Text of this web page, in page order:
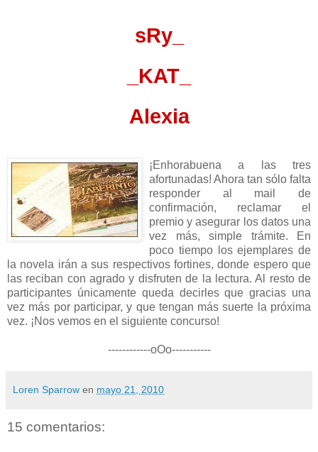
sRy_
_KAT_
Alexia
¡Enhorabuena a las tres
afortunadas! Ahora tan sólo falta
responder al mail de
confirmación, reclamar el
premio y asegurar los datos una
vez más, simple trámite. En
poco tiempo los ejemplares de
la novela irán a sus respectivos fortines, donde espero que
las reciban con agrado y disfruten de la lectura. Al resto de
participantes únicamente queda decirles que gracias una
vez más por participar, y que tengan más suerte la próxima
vez. ¡Nos vemos en el siguiente concurso!
------------oOo-----------
Loren Sparrow en mayo 21, 2010
15 comentarios: